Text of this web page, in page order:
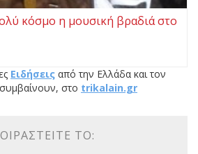
κόσμο η μουσική βραδιά στο
Ειδήσεις από την Ελλάδα και τον
στο trikalain.gr
ΤΟ: